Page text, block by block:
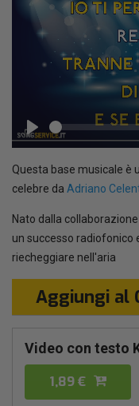
Play
Questa base musicale è
celebre da Adriano
Nato dalla
un successo radiofonico
riecheggiare nell'aria
Aggiungi al
Video con testo
1,89 €